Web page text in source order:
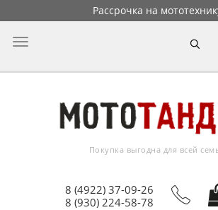
Рассрочка на
Главное
8 (4922) 37-09-26
8 (930) 224-58-78
Покупка выгодна для всей